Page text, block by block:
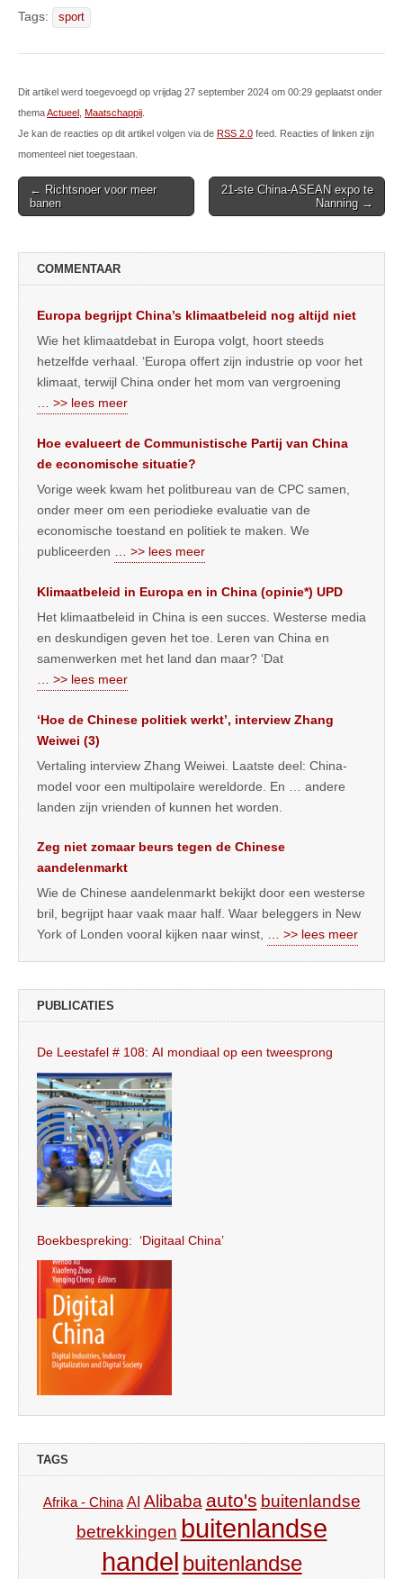
Tags: sport
Dit artikel werd toegevoegd op vrijdag 27 september 2024 om 00:29 geplaatst onder
themaActueel Maatschappij
Je kan de reacties op dit artikel volgen via de RSS 2.0 feed. Reacties of linken zijn
momenteel niet toegestaan.
Post
navigation
← Richtsnoer voor meer
banen
21-ste China-ASEAN expo te
Nanning →
COMMENTAAR
Europa begrijpt China’s klimaatbeleid nog altijd niet
Wie het klimaatdebat in Europa volgt, hoort steeds
hetzelfde verhaal. ‘Europa offert zijn industrie op voor het
klimaat, terwijl China onder het mom van vergroening
… >> lees meer
Hoe evalueert de Communistische Partij van China
de economische situatie?
Vorige week kwam het politbureau van de CPC samen,
onder meer om een periodieke evaluatie van de
economische toestand en politiek te maken. We
publiceerden
… >> lees meer
Klimaatbeleid in Europa en in China (opinie*) UPD
Het klimaatbeleid in China is een succes. Westerse media
en deskundigen geven het toe. Leren van China en
samenwerken met het land dan maar? ‘Dat
… >> lees meer
‘Hoe de Chinese politiek werkt’, interview Zhang
Weiwei (3)
Vertaling interview Zhang Weiwei. Laatste deel: China-
model voor een multipolaire wereldorde. En … andere
landen zijn vrienden of kunnen het worden.
Zeg niet zomaar beurs tegen de Chinese
aandelenmarkt
Wie de Chinese aandelenmarkt bekijkt door een westerse
bril, begrijpt haar vaak maar half. Waar beleggers in New
York of Londen vooral kijken naar winst,
… >> lees meer
PUBLICATIES
De Leestafel # 108: AI mondiaal op een tweesprong
Boekbespreking: ‘Digitaal China’
TAGS
Afrika - China AI Alibaba auto's buitenlandse
betrekkingen buitenlandse
handel buitenlandse